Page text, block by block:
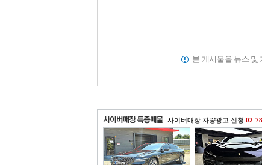
본 게시물을 뉴스 및
사이버매장 차량광고 신청 02-